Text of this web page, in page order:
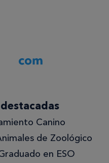
Canino
de Zoológico
en ESO